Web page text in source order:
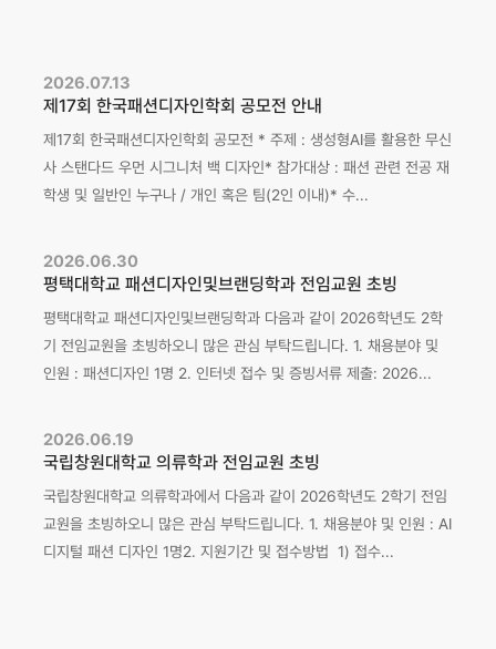
2026.07.13
제17회 한국패션디자인학회 공모전 안내
제17회 한국패션디자인학회 공모전 * 주제 : 생성형AI를 활용한 무신
사 스탠다드 우먼 시그니처 백 디자인* 참가대상 : 패션 관련 전공 재
학생 및 일반인 누구나 / 개인 혹은 팀(2인 이내)* 수...
2026.06.30
평택대학교 패션디자인및브랜딩학과 전임교원 초빙
평택대학교 패션디자인및브랜딩학과 다음과 같이 2026학년도 2학
기 전임교원을 초빙하오니 많은 관심 부탁드립니다. 1. 채용분야 및
인원 : 패션디자인 1명 2. 인터넷 접수 및 증빙서류 제출: 2026...
2026.06.19
국립창원대학교 의류학과 전임교원 초빙
국립창원대학교 의류학과에서 다음과 같이 2026학년도 2학기 전임
교원을 초빙하오니 많은 관심 부탁드립니다. 1. 채용분야 및 인원 : AI
디지털 패션 디자인 1명2. 지원기간 및 접수방법 1) 접수...